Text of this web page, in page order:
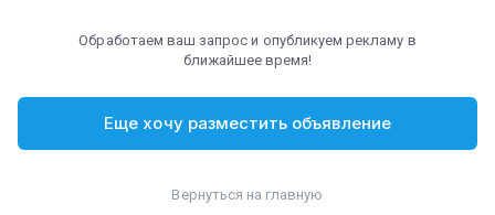
Обработаем ваш запрос и опубликуем рекламу в
ближайшее время!
Еще хочу разместить объявление
Вернуться на главную